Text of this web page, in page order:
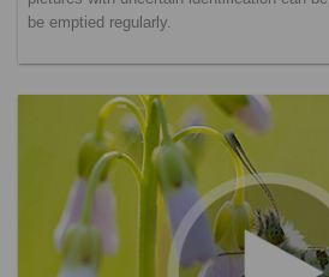
be emptied regularly.